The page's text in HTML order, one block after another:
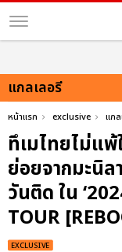
แกลเลอรี
หน้าแรก exclusive แก
ทึเมไทยไม่แ
ย่อยจากมะนิล
วันติด ใน
TOUR
EXCLUSIVE